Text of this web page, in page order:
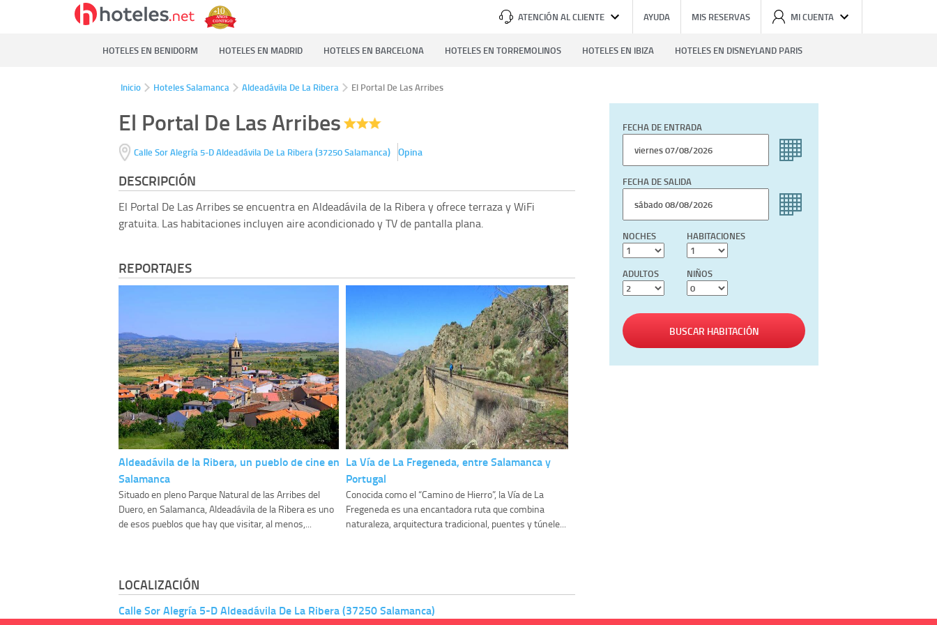
ATENCIÓN AL CLIENTE AYUDA MIS RESERVAS MI CUENTA
HOTELES EN BENIDORM HOTELES EN MADRID HOTELES EN BARCELONA HOTELES EN TORREMOLINOS HOTELES EN IBIZA HOTELES EN DISNEYLAND PARIS
Inicio Hoteles Salamanca Aldeadávila De La Ribera El Portal De Las Arribes
El Portal De Las Arribes
Calle Sor Alegría 5-DAldeadávila De La Ribera(37250Salamanca) Opina
DESCRIPCIÓN
El Portal De Las Arribes se encuentra en Aldeadávila de la Ribera y ofrece terraza y WiFi
gratuita. Las habitaciones incluyen aire acondicionado y TV de pantalla plana.
REPORTAJES
Aldeadávila de la Ribera, un pueblo de cine en
Salamanca
Situado en pleno Parque Natural de las Arribes del
Duero, en Salamanca, Aldeadávila de la Ribera es uno
de esos pueblos que hay que visitar, al menos,...
La Vía de La Fregeneda, entre Salamanca y
Portugal
Conocida como el “Camino de Hierro”, la Vía de La
Fregeneda es una encantadora ruta que combina
naturaleza, arquitectura tradicional, puentes y túnele...
LOCALIZACIÓN
Calle Sor Alegría 5-D Aldeadávila De La Ribera (37250 Salamanca)
FECHA DE ENTRADA
FECHA DE SALIDA
NOCHES HABITACIONES
ADULTOS NIÑOS
BUSCAR HABITACIÓN